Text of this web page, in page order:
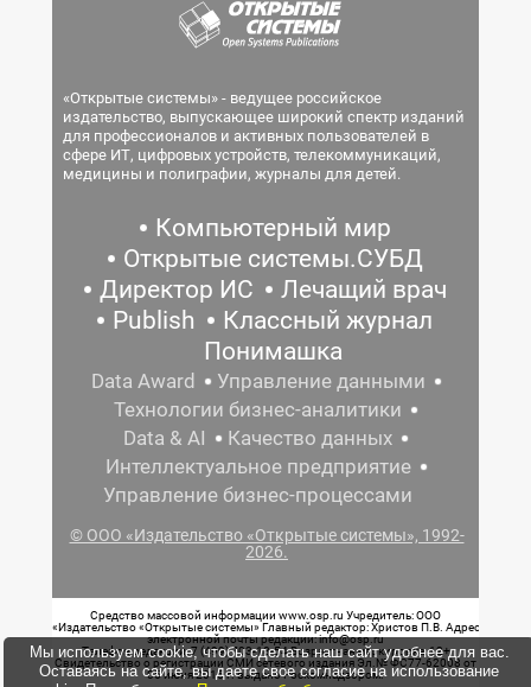
«Открытые системы» - ведущее российское
издательство, выпускающее широкий спектр изданий
для профессионалов и активных пользователей в
сфере ИТ, цифровых устройств, телекоммуникаций,
медицины и полиграфии, журналы для детей.
Компьютерный мир
Открытые системы.СУБД
Директор ИС
Лечащий врач
Publish
Классный журнал
Понимашка
Data Award
Управление данными
Технологии бизнес-аналитики
Data & AI
Качество данных
Интеллектуальное предприятие
Управление бизнес-процессами
© ООО «Издательство «Открытые системы», 1992-
2026.
Средство массовой информации www.osp.ru Учредитель: ООО
«Издательство «Открытые системы» Главный редактор: Христов П.В. Адрес
электронной почты редакции: info@osp.ru
Телефон редакции: 7 (499) 703-18-54 Возрастная маркировка: 12+
Свидетельство о регистрации СМИ сетевого издания Эл.№ ФС77-62008 от
05 июня 2015 г. выдано Роскомнадзором.
Мы используем cookie, чтобы сделать наш сайт удобнее для вас.
Оставаясь на сайте, вы даете свое согласие на использование